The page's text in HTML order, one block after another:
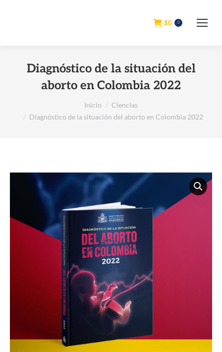
$0 0
Diagnóstico de la situación del
aborto en Colombia 2022
Inicio
Ciencias
Diagnóstico de la situación del aborto en Colombia 2022